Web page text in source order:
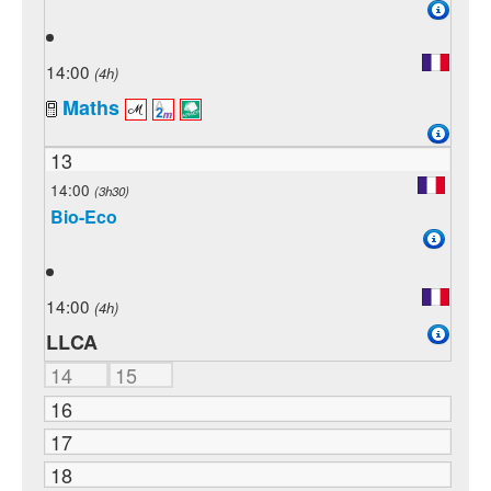
14:00 (4h)
Maths
13
14:00 (3h30)
Bio-Eco
14:00 (4h)
LLCA
14
15
16
17
18